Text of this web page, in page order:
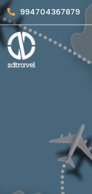
994704367879